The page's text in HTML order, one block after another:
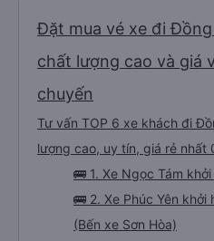
Đặt mua vé xe đi
chất lượng cao và giá
chuyến
Tư vấn TOP 6 xe khách đi
lượng cao, uy tín, giá rẻ nhất
🚌 1. Xe Ngọc Tám
🚌 2. Xe Phúc Yên khởi
(Bến xe Sơn Hòa)